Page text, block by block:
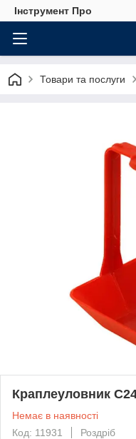
Інструмент Про
Товари та послуги
Краплеуловник
Немає в наявності
Код: 11931
Роздріб